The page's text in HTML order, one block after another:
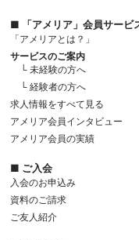
■ 「アメリア」会員サービ
「アメリアとは？」
サービスのご案内
└ 未経験の方へ
└ 経験者の方へ
求人情報をすべて見る
アメリア会員インタビュー
アメリア会員の実績
■ ご入会
入会のお申込み
資料のご請求
ご友人紹介